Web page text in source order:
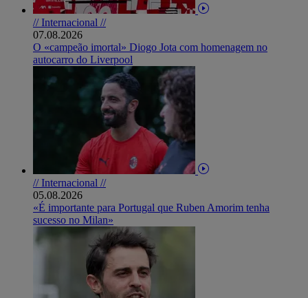
// Internacional //
07.08.2026
O «campeão imortal» Diogo Jota com homenagem no
autocarro do Liverpool
// Internacional //
05.08.2026
«É importante para Portugal que Ruben Amorim tenha
sucesso no Milan»